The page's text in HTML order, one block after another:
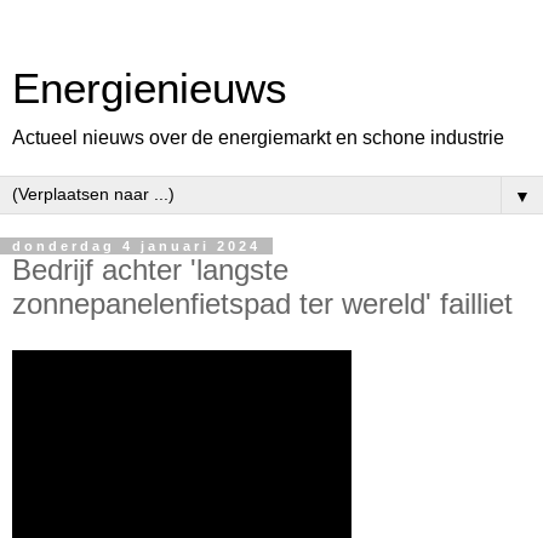
Energienieuws
Actueel nieuws over de energiemarkt en schone industrie
▼
donderdag 4 januari 2024
Bedrijf achter 'langste
zonnepanelenfietspad ter wereld' failliet